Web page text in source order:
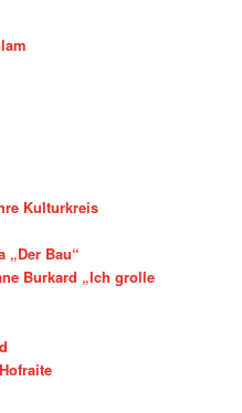
Kulturkreis
„Der Bau“
Burkard „Ich grolle